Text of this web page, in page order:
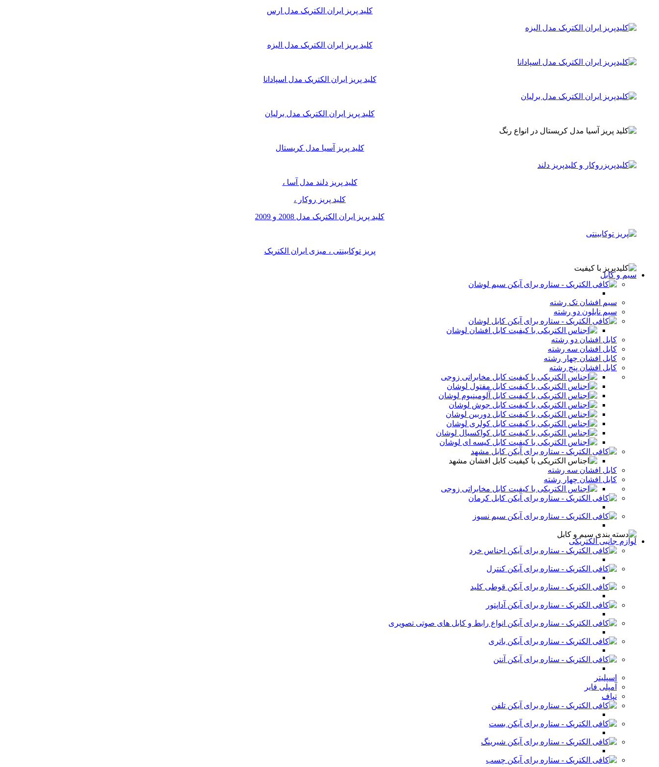
کلید پریز ایران الکتریک مدل ارس
کلید پریز ایران الکتریک مدل الیزه
کلید پریز ایران الکتریک مدل اسپادانا
کلید پریز ایران الکتریک مدل برلیان
کلید پریز آسیا مدل کریستال
کلید پریز دلند مدل آسا ،
کلید پریز روکار ،
کلید پریز ایران الکتریک مدل 2008 و 2009
پریز توکابینتی ، میزی ایران الکتریک
سیم و کابل
سیم لوشان
سیم افشان تک رشته
سیم نایلون دو رشته
کابل لوشان
کابل افشان لوشان
کابل افشان دو رشته
کابل افشان سه رشته
کابل افشان چهار رشته
کابل افشان پنج رشته
کابل مخابراتی زوجی
کابل مفتول لوشان
کابل آلومینیوم لوشان
کابل جوش لوشان
کابل دوربین لوشان
کابل کولری لوشان
کابل کواکسیال لوشان
کابل کیسه ای لوشان
کابل مشهد
کابل افشان مشهد
کابل افشان سه رشته
کابل افشان چهار رشته
کابل مخابراتی زوجی
کابل کرمان
سیم نسوز
لوازم جانبی الکتریکی
اجناس خرد
کنترل
قوطی کلید
آداپتور
انواع رابط و کابل های صوتی تصویری
باتری
آنتن
اسپلیتر
آمپلی فایر
تپاف
تلفن
بست
شیرینگ
چسب